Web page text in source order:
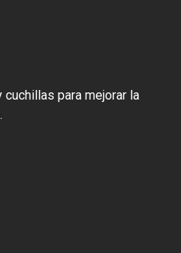
para mejorar la